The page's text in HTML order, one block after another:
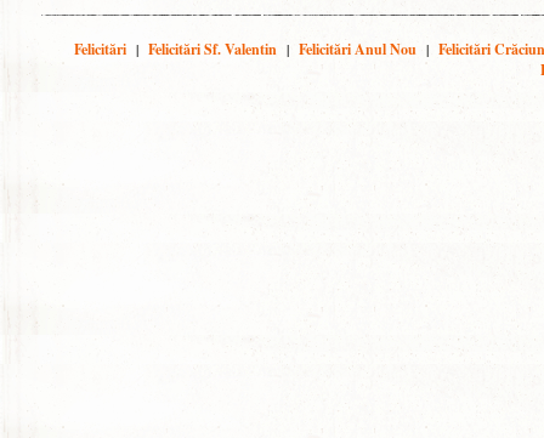
Felicitări | Felicitări Sf. Valentin | Felicitări Anul Nou | Felicitări